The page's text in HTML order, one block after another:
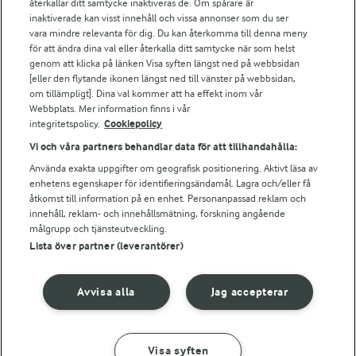
Arla webbshop
Bildbank
Följ oss
© 2026 Arla Foods
Integritetspolicy
återkallar ditt samtycke inaktiveras de. Om spårare är
inaktiverade kan visst innehåll och vissa annonser som du ser
vara mindre relevanta för dig. Du kan återkomma till denna meny
för att ändra dina val eller återkalla ditt samtycke när som helst
genom att klicka på länken Visa syften längst ned på webbsidan
[eller den flytande ikonen längst ned till vänster på webbsidan,
om tillämpligt]. Dina val kommer att ha effekt inom vår
Webbplats. Mer information finns i vår
integritetspolicy. Cookiepolicy
Vi och våra partners behandlar data för att tillhandahålla:
Använda exakta uppgifter om geografisk positionering. Aktivt läsa av
enhetens egenskaper för identifieringsändamål. Lagra och/eller få
åtkomst till information på en enhet. Personanpassad reklam och
innehåll, reklam- och innehållsmätning, forskning angående
målgrupp och tjänsteutveckling.
Lista över partner (leverantörer)
Jag accepterar
Avvisa alla
Visa syften